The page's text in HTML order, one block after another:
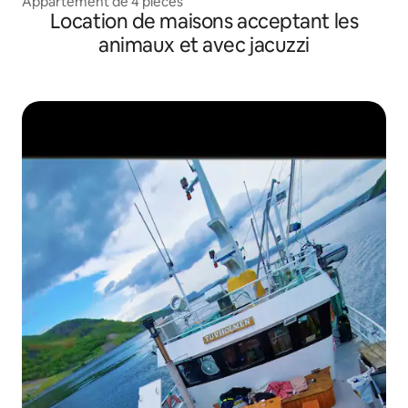
Location de maisons acceptant les
animaux et avec jacuzzi